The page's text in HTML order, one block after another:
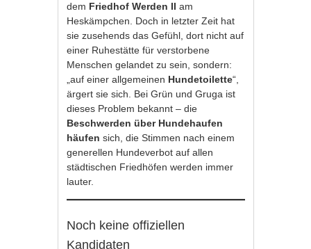
dem Friedhof Werden II am
Heskämpchen. Doch in letzter Zeit hat
sie zusehends das Gefühl, dort nicht auf
einer Ruhestätte für verstorbene
Menschen gelandet zu sein, sondern:
„auf einer allgemeinen Hundetoilette“,
ärgert sie sich. Bei Grün und Gruga ist
dieses Problem bekannt – die
Beschwerden über Hundehaufen
häufen sich, die Stimmen nach einem
generellen Hundeverbot auf allen
städtischen Friedhöfen werden immer
lauter.
Noch keine offiziellen
Kandidaten